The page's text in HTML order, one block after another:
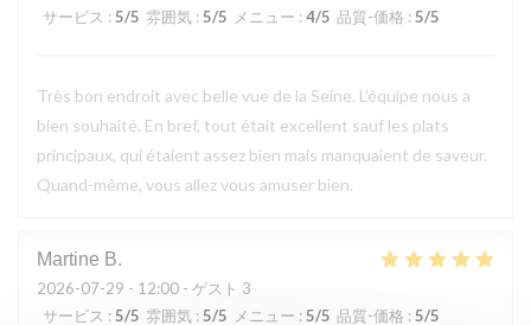
サービス : 5/5 雰囲気 : 5/5 メニュー : 4/5 品質-価格 : 5/5
Très bon endroit avec belle vue de la Seine. L'équipe nous a
bien souhaité. En bref, tout était excellent sauf les plats
principaux, qui étaient assez bien mais manquaient de saveur.
Quand-même, vous allez vous amuser bien.
Martine B
2026-07-29 - 12:00 - ゲスト 3
サービス :5/5 雰囲気 :5/5 メニュー : 5/5 品質-価格 :5/5